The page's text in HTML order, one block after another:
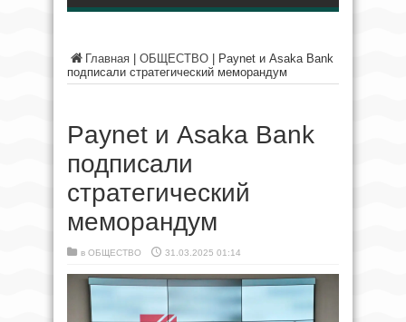
Главная ОБЩЕСТВО
Paynet и Asaka Bank
подписали стратегический меморандум
Paynet и Asaka Bank
подписали
стратегический
меморандум
в ОБЩЕСТВО 31.03.2025 01:14